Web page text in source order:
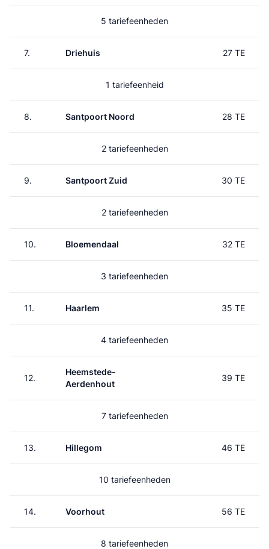
5 tariefeenheden
7. Driehuis 27 TE
1 tariefeenheid
8. Santpoort Noord 28 TE
2 tariefeenheden
9. Santpoort Zuid 30 TE
2 tariefeenheden
10. Bloemendaal 32 TE
3 tariefeenheden
11. Haarlem 35 TE
4 tariefeenheden
12.
Heemstede-
Aerdenhout
39 TE
7 tariefeenheden
13. Hillegom 46 TE
10 tariefeenheden
14. Voorhout 56 TE
8 tariefeenheden